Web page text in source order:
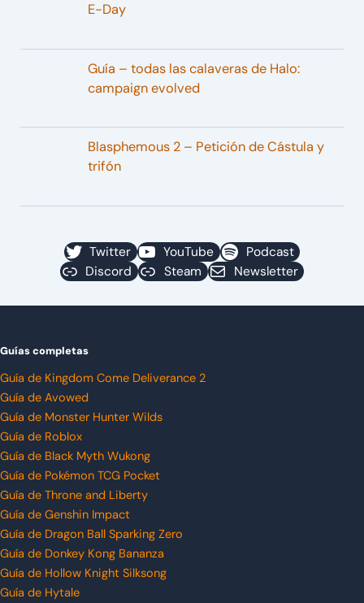
E-Day
Guía – todas las calaveras de Halo:
campaign evolved
Blasphemous 2 – Petición de Cástula y
trifón
Twitter YouTube
Podcast
Discord
Steam Newsletter
Guías completas
Guía de Kingdom Come Deliverance 2
Guía de Avowed
Guía de Monster Hunter Wilds
Guía de Roblox
Guía de Black Myth Wukong
Guía de Pokémon TCG Pocket
Guía de Throne and Liberty
Guía de Genshin Impact
Guía de Dragon Ball Sparking Zero
Guía de Donkey Kong Bananza
Guía de Hollow Knight Silksong
Guía de Hytale